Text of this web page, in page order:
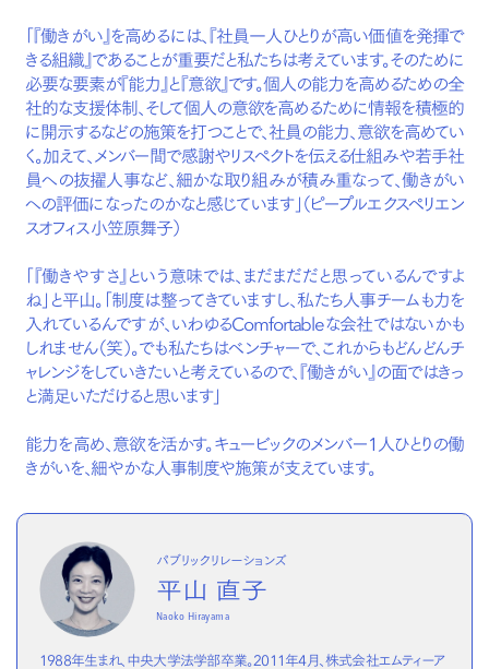
「『働きがい』を高めるには、『社員一人ひとりが高い価値を発揮で
きる組織』であることが重要だと私たちは考えています。そのために
必要な要素が『能力』と『意欲』です。個人の能力を高めるための全
社的な支援体制、そして個人の意欲を高めるために情報を積極的
に開示するなどの施策を打つことで、社員の能力、意欲を高めてい
く。加えて、メンバー間で感謝やリスペクトを伝える仕組みや若手社
員への抜擢人事など、細かな取り組みが積み重なって、働きがい
への評価になったのかなと感じています」（ピープルエクスペリエン
スオフィス 小笠原舞子）
「『働きやすさ』という意味では、まだまだだと思っているんですよ
ね」と平山。「制度は整ってきていますし、私たち人事チームも力を
入れているんですが、いわゆるComfortableな会社ではないかも
しれません（笑）。でも私たちはベンチャーで、これからもどんどんチ
ャレンジをしていきたいと考えているので、『働きがい』の面ではきっ
と満足いただけると思います」
能力を高め、意欲を活かす。キュービックのメンバー1人ひとりの働
きがいを、細やかな人事制度や施策が支えています。
パブリックリレーションズ
平山 直子
Naoko Hirayama
1988年生まれ、中央大学法学部卒業。2011年4月、株式会社エムティーア